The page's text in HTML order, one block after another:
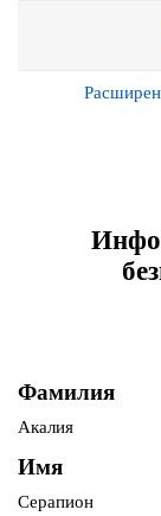
Фамилия
Акалия
Имя
Серапион